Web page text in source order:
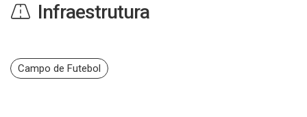
Infraestrutura
Campo de Futebol